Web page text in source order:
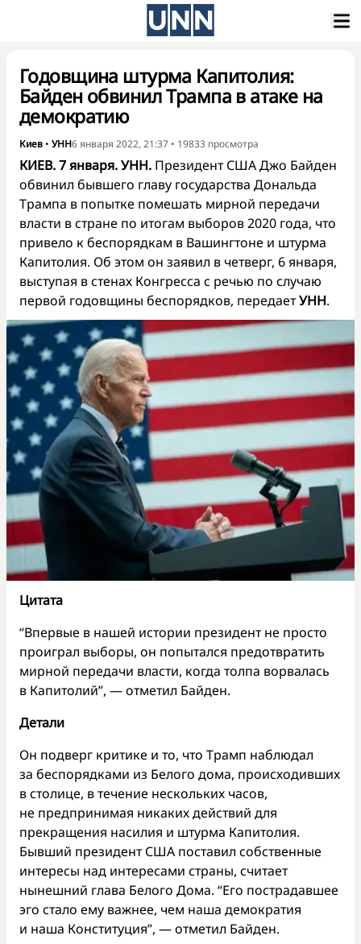
Годовщина штурма Капитолия:
Байден обвинил Трампа в атаке на
демократию
Киев • УНН6 января 2022, 21:37 • 19833 просмотра
КИЕВ. 7 января. УНН. Президент США Джо Байден
обвинил бывшего главу государства Дональда
Трампа в попытке помешать мирной передачи
власти в стране по итогам выборов 2020 года, что
привело к беспорядкам в Вашингтоне и штурма
Капитолия. Об этом он заявил в четверг, 6 января,
выступая в стенах Конгресса с речью по случаю
первой годовщины беспорядков, передаетУНН.
Цитата
“Впервые в нашей истории президент не просто
проиграл выборы, он попытался предотвратить
мирной передачи власти, когда толпа ворвалась
в Капитолий”, — отметил Байден.
Детали
Он подверг критике и то, что Трамп наблюдал
за беспорядками из Белого дома, происходивших
в столице, в течение нескольких часов,
не предпринимая никаких действий для
прекращения насилия и штурма Капитолия.
Бывший президент США поставил собственные
интересы над интересами страны, считает
нынешний глава Белого Дома. “Его пострадавшее
эго стало ему важнее, чем наша демократия
и наша Конституция”, — отметил Байден.